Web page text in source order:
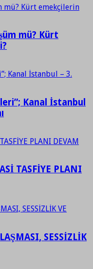
mü? Kürt
Kanal İstanbul
TASFİYE PLANI
SESSİZLİK